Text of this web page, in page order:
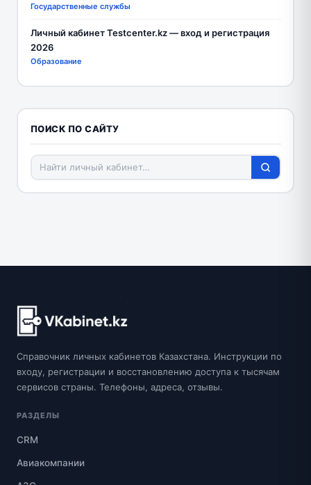
Государственные службы
Личный кабинет Testcenter.kz — вход и регистрация
2026
Образование
ПОИСК ПО САЙТУ
Справочник личных кабинетов Казахстана. Инструкции по
входу, регистрации и восстановлению доступа к тысячам
сервисов страны. Телефоны, адреса, отзывы.
РАЗДЕЛЫ
CRM
Авиакомпании